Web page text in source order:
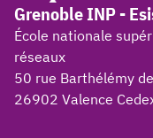
Grenoble INP -
École nationale
réseaux
50 rue Barthélémy
26902 Valence